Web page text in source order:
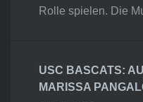
Rolle spielen. Die
USC BASCATS:
MARISSA